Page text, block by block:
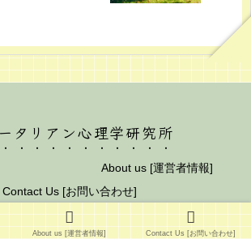
タリアン心理学研究所
About us [運営者情報]
Contact Us [お問い合わせ]
リバータリアン心理学研究所.
About us [運営者情報] Contact Us [お問い合わせ]